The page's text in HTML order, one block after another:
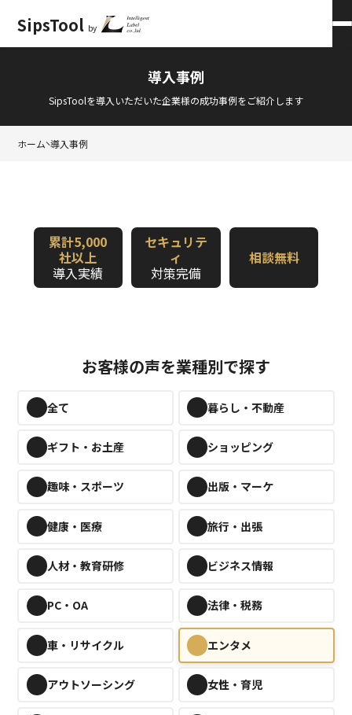
SipsTool by
会員ログイン
導入事例
SipsToolを導入いただいた企業様の成功事例をご紹介します
ホーム 導入事例
累計5,000
社以上
導入実績
セキュリテ
ィ
対策完備
相談無料
お客様の声を業種別で探す
全て 暮らし・不動産
ギフト・お土産 ショッピング
趣味・スポーツ 出版・マーケ
健康・医療 旅行・出張
人材・教育研修 ビジネス情報
PC・OA 法律・税務
車・リサイクル エンタメ
アウトソーシング 女性・育児